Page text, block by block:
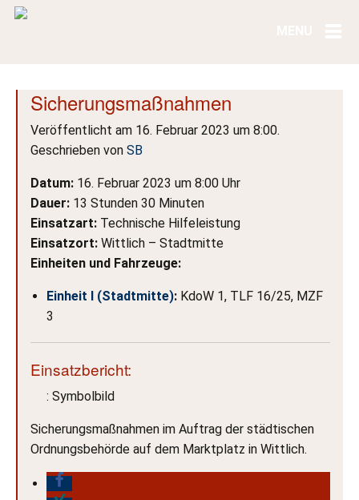
Sicherungsmaßnahmen
Veröffentlicht am 16. Februar 2023 um 8:00.
Geschrieben von SB
Datum: 16. Februar 2023 um 8:00 Uhr
Dauer: 13 Stunden 30 Minuten
Einsatzart: Technische Hilfeleistung
Einsatzort: Wittlich – Stadtmitte
Einheiten und Fahrzeuge:
Einheit I (Stadtmitte): KdoW 1, TLF 16/25, MZF
3
Einsatzbericht:
: Symbolbild
Sicherungsmaßnahmen im Auftrag der städtischen
Ordnungsbehörde auf dem Marktplatz in Wittlich.